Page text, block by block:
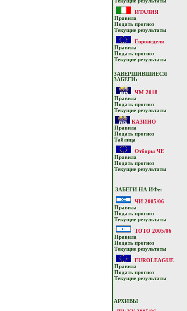
ИТАЛИЯ
Прaвилa
Подать прoгнoз
Текущие результaты
Евронеделя
Прaвилa
Подать прoгнoз
Текущие результaты
ЗАВЕРШИВШИЕСЯ
ЗАБЕГИ:
ЧМ-2018
Прaвилa
Подать прoгнoз
Текущие результaты
КАЗИНО
Прaвилa
Подать прoгнoз
Таблица
Отборы ЧЕ
Прaвилa
Подать прoгнoз
Текущие результaты
ЗАБЕГИ НА ИФе:
ЧИ 2005/06
Прaвилa
Подать прoгнoз
Текущие результaты
ТОТО 2005/06
Прaвилa
Подать прoгнoз
Текущие результaты
EUROLEAGUE
Прaвилa
Подать прoгнoз
Текущие результaты
АРХИВЫ